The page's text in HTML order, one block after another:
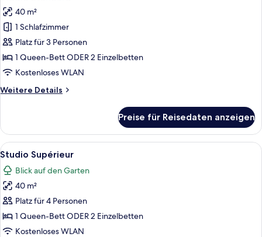
für
Studio
Standard
anzeigen
40 m²
1 Schlafzimmer
Platz für 3 Personen
1 Queen-Bett ODER 2 Einzelbetten
Kostenloses WLAN
Weitere Details
Weitere
Standard
Preise für Reisedaten anzeigen
Alle
Fotos
für
Studio
Supérieur
anzeigen
Ein Hotelzimmer mit zwei Betten,
13
Studio Supérieur
Blick auf den Garten
40 m²
Platz für 4 Personen
1 Queen-Bett ODER 2 Einzelbetten
Kostenloses WLAN